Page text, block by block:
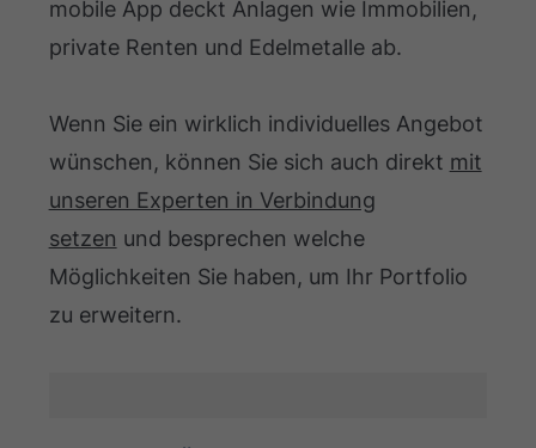
mobile App deckt Anlagen wie Immobilien,
private Renten und Edelmetalle ab.
Wenn Sie ein wirklich individuelles Angebot
wünschen, können Sie sich auch direkt mit
unseren Experten in Verbindung
setzen und besprechen welche
Möglichkeiten Sie haben, um Ihr Portfolio
zu erweitern.